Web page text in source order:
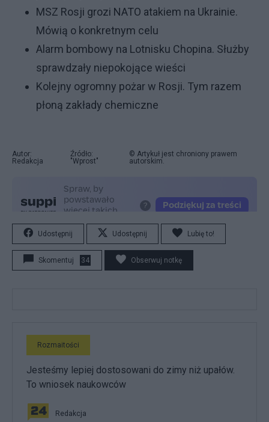
MSZ Rosji grozi NATO atakiem na Ukrainie.
Mówią o konkretnym celu
Alarm bombowy na Lotnisku Chopina. Służby
sprawdzały niepokojące wieści
Kolejny ogromny pożar w Rosji. Tym razem
płoną zakłady chemiczne
Autor:
Redakcja
Źródło:
"Wprost"
© Artykuł jest chroniony prawem
autorskim.
Udostępnij Udostępnij Lubię to!
Skomentuj 34 Obserwuj notkę
Rozmaitości
Jesteśmy lepiej dostosowani do zimy niż upałów.
To wniosek naukowców
Redakcja